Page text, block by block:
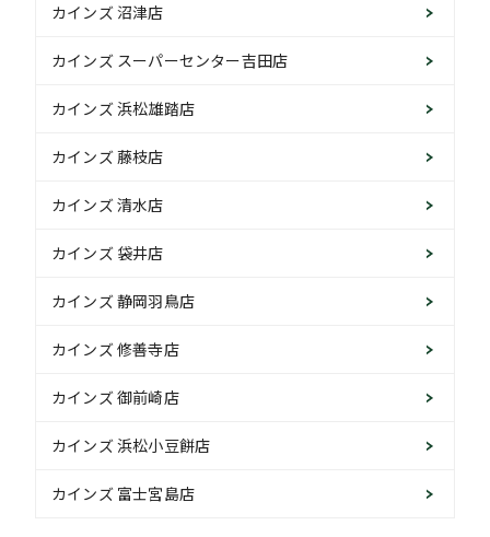
カインズ 沼津店
カインズ スーパーセンター吉田店
カインズ 浜松雄踏店
カインズ 藤枝店
カインズ 清水店
カインズ 袋井店
カインズ 静岡羽鳥店
カインズ 修善寺店
カインズ 御前崎店
カインズ 浜松小豆餅店
カインズ 富士宮島店